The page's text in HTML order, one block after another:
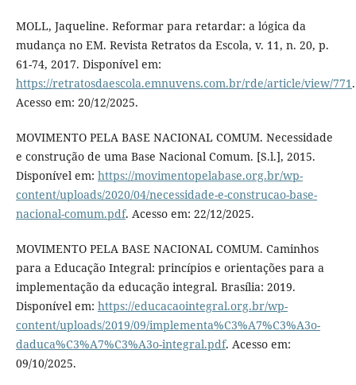
MOLL, Jaqueline. Reformar para retardar: a lógica da
mudança no EM. Revista Retratos da Escola, v. 11, n. 20, p.
61-74, 2017. Disponível em:
https://retratosdaescola.emnuvens.com.br/rde/article/view/771.
Acesso em: 20/12/2025.
MOVIMENTO PELA BASE NACIONAL COMUM. Necessidade
e construção de uma Base Nacional Comum. [S.l.], 2015.
Disponível em: https://movimentopelabase.org.br/wp-
content/uploads/2020/04/necessidade-e-construcao-base-
nacional-comum.pdf. Acesso em: 22/12/2025.
MOVIMENTO PELA BASE NACIONAL COMUM. Caminhos
para a Educação Integral: princípios e orientações para a
implementação da educação integral. Brasília: 2019.
Disponível em: https://educacaointegral.org.br/wp-
content/uploads/2019/09/implementa%C3%A7%C3%A3o-
daduca%C3%A7%C3%A3o-integral.pdf. Acesso em:
09/10/2025.